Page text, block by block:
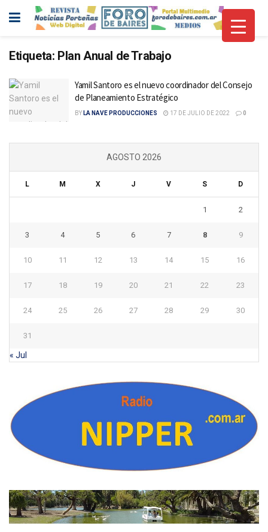
Etiqueta: Plan Anual de Trabajo
Yamil Santoro es el nuevo coordinador del Consejo
de Planeamiento Estratégico
BY LA NAVE PRODUCCIONES 17 DE JULIO DE 2022 0
AGOSTO 2026
L M X J V S D
1 2
3 4 5 6 7 8 9
10 11 12 13 14 15 16
17 18 19 20 21 22 23
24 25 26 27 28 29 30
31
« Jul